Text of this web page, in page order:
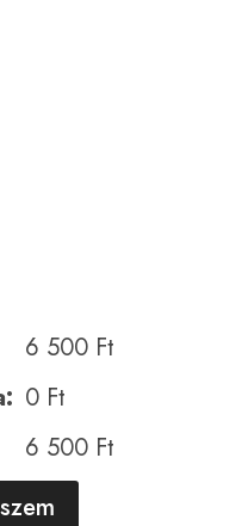
6 500 Ft
0 Ft
6 500 Ft
A